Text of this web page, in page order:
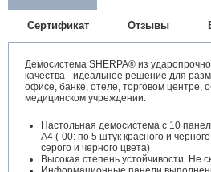
Сертификат Отзывы
Демосистема SHERPA® из
качества - идеальное решение для
офисе, банке, отеле, торговом центре,
медицинском учреждении.
Настольная демосистема с 10
А4 (-00: по 5 штук красного и
серого и черного цвета)
Высокая степень устойчивости. Не